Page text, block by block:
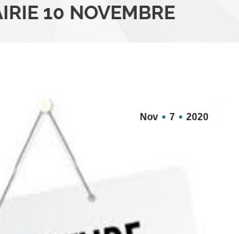
10 NOVEMBRE
Nov 7 2020